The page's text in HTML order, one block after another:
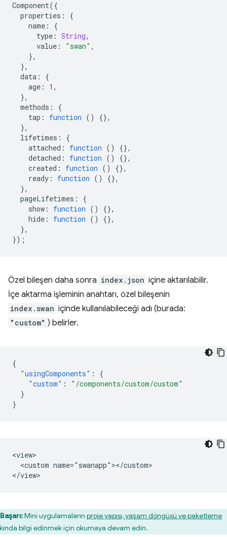
Component({
properties :
{
name :
{
type : String,
value : "swan" ,
},
},
data :
{
age : 1 ,
},
methods :
{
tap : function ()
{},
},
lifetimes :
{
attached : function ()
{},
detached : function ()
{},
created : function ()
{},
ready : function ()
{},
},
pageLifetimes :
{
show : function ()
{},
hide : function ()
{},
},
});
Özel bileşen daha sonra index.json içine aktarılabilir.
İçe aktarma işleminin anahtarı, özel bileşenin
index.swan içinde kullanılabileceği adı (burada:
"custom" ) belirler.
{
"usingComponents" :
{
"custom" :
"/components/custom/custom"
}
}
<view>
  <custom name="swanapp"></custom>
Başarı:Mini uygulamaların proje yapısı, yaşam döngüsü ve paketleme
bilgi edinmek için okumaya devam edin.